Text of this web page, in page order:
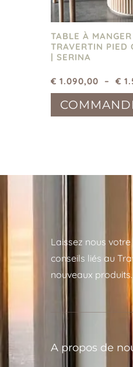
TABLE À
TRAVERTIN PIED
| SERINA
€ 1.090,00 – €
Laissez nous
conseils liés au
nouveaux produits.
A propos de